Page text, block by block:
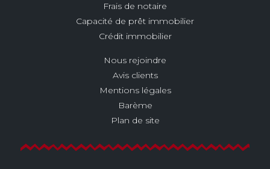
Frais de notaire
Capacité de prêt immobilier
Crédit immobilier
Nous rejoindre
Avis clients
Mentions légales
Barème
Plan de site